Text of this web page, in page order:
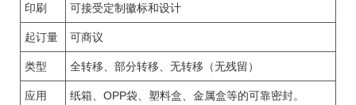
印刷 可接受定制徽标和设计
起订量 可商议
类型 全转移、部分转移、无转移（无残留）
应用 纸箱、OPP袋、塑料盒、金属盒等的可靠密封。